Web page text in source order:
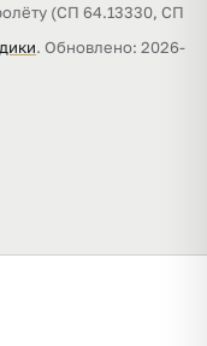
(СП 64.13330, СП
. Обновлено: 2026-